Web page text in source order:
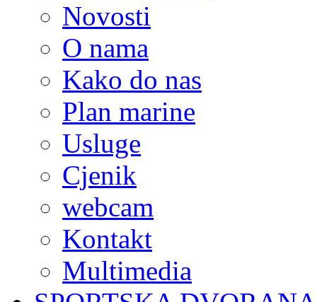
Novosti
O nama
Kako do nas
Plan marine
Usluge
Cjenik
webcam
Kontakt
Multimedia